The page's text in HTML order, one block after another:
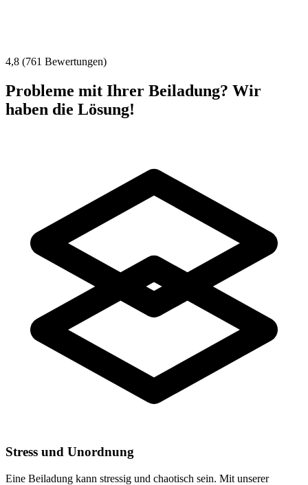
4,8 (761 Bewertungen)
Probleme mit Ihrer Beiladung? Wir
haben die Lösung!
Stress und Unordnung
Eine Beiladung kann stressig und chaotisch sein. Mit unserer